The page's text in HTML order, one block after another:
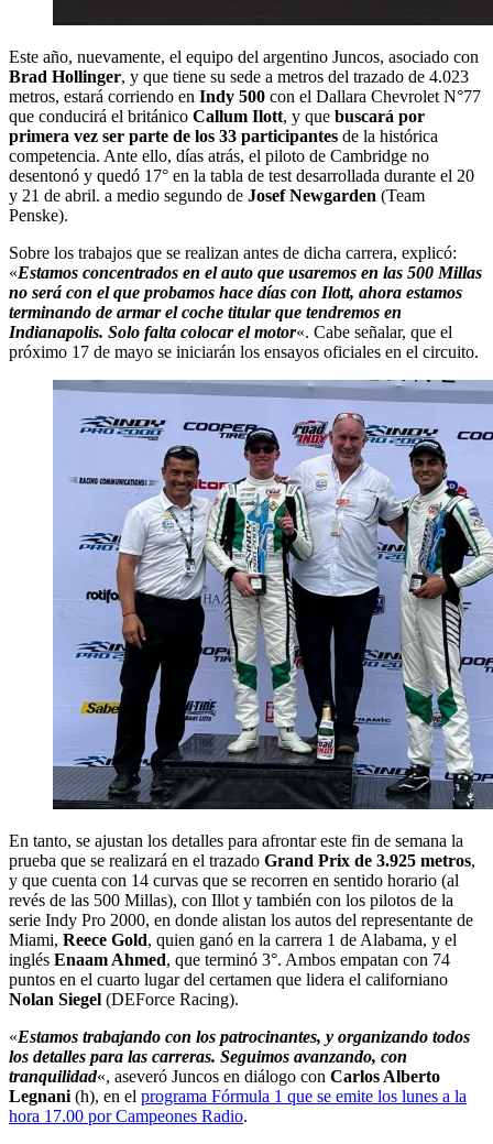
Este año, nuevamente, el equipo del argentino Juncos, asociado con
Brad Hollinger, y que tiene su sede a metros del trazado de 4.023
metros, estará corriendo en Indy 500 con el Dallara Chevrolet N°77
que conducirá el británico Callum Ilott, y que buscará por
primera vez ser parte de los 33 participantes de la histórica
competencia. Ante ello, días atrás, el piloto de Cambridge no
desentonó y quedó 17° en la tabla de test desarrollada durante el 20
y 21 de abril. a medio segundo de Josef Newgarden (Team
Penske).
Sobre los trabajos que se realizan antes de dicha carrera, explicó:
«Estamos concentrados en el auto que usaremos en las 500 Millas
no será con el que probamos hace días con Ilott, ahora estamos
terminando de armar el coche titular que tendremos en
Indianapolis. Solo falta colocar el motor«. Cabe señalar, que el
próximo 17 de mayo se iniciarán los ensayos oficiales en el circuito.
En tanto, se ajustan los detalles para afrontar este fin de semana la
prueba que se realizará en el trazado Grand Prix de 3.925 metros,
y que cuenta con 14 curvas que se recorren en sentido horario (al
revés de las 500 Millas), con Illot y también con los pilotos de la
serie Indy Pro 2000, en donde alistan los autos del representante de
Miami, Reece Gold, quien ganó en la carrera 1 de Alabama, y el
inglés Enaam Ahmed, que terminó 3°. Ambos empatan con 74
puntos en el cuarto lugar del certamen que lidera el californiano
Nolan Siegel (DEForce Racing).
«Estamos trabajando con los patrocinantes, y organizando todos
los detalles para las carreras. Seguimos avanzando, con
tranquilidad«, aseveró Juncos en diálogo con Carlos Alberto
Legnani(h), en el programa Fórmula 1 que se emite los lunes a la
hora 17.00 por Campeones Radio.